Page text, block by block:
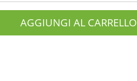
AGGIUNGI AL CARRELLO